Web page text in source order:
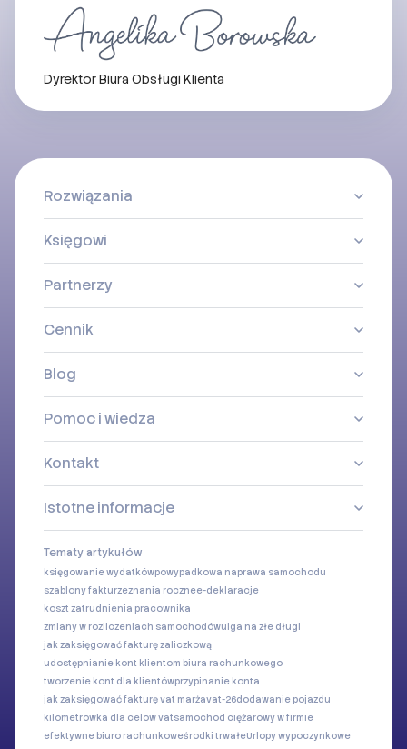
Dyrektor Biura Obsługi Klienta
Rozwiązania
Księgowi
Partnerzy
Cennik
Blog
Pomoc i wiedza
Kontakt
Istotne informacje
Tematy artykułów
księgowanie wydatkówpowypadkowa naprawa samochodu
szablony fakturzeznania rocznee-deklaracje
koszt zatrudnienia pracownika
zmiany w rozliczeniach samochodówulga na złe długi
jak zaksięgować fakturę zaliczkową
udostępnianie kont klientom biura rachunkowego
tworzenie kont dla klientówprzypinanie konta
jak zaksięgować fakturę vat marżavat-26dodawanie pojazdu
kilometrówka dla celów vatsamochód ciężarowy w firmie
efektywne biuro rachunkoweśrodki trwałeUrlopy wypoczynkowe